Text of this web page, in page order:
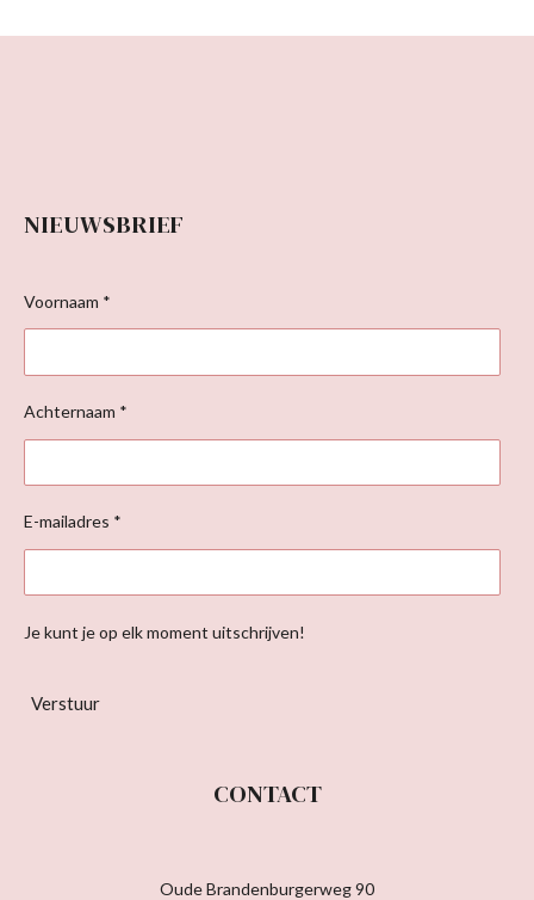
NIEUWSBRIEF
Voornaam *
Achternaam *
E-mailadres *
Je kunt je op elk moment uitschrijven!
Verstuur
CONTACT
Oude Brandenburgerweg 90